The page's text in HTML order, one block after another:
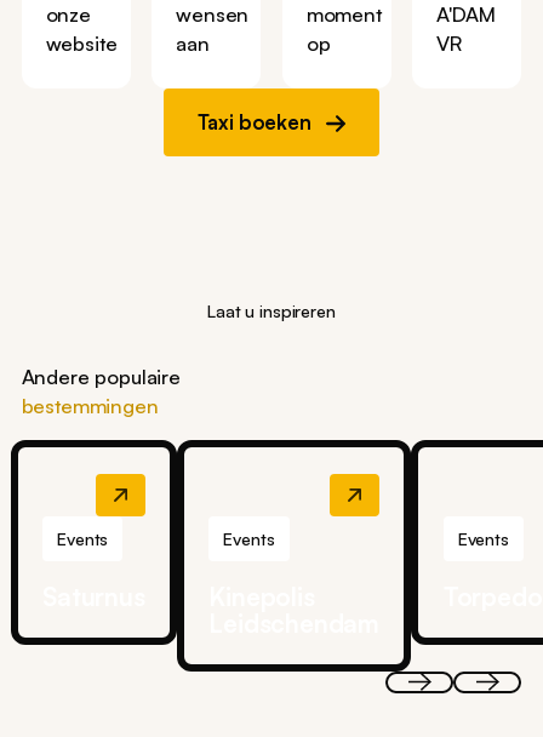
onze
website
wensen
aan
moment
op
A'DAM
VR
Taxi boeken
Laat u inspireren
Andere populaire
bestemmingen
Events Events Events